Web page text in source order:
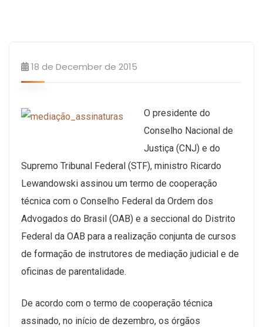
18 de December de 2015
O presidente do
Conselho Nacional de
Justiça (CNJ) e do
Supremo Tribunal Federal (STF), ministro Ricardo
Lewandowski assinou um termo de cooperação
técnica com o Conselho Federal da Ordem dos
Advogados do Brasil (OAB) e a seccional do Distrito
Federal da OAB para a realização conjunta de cursos
de formação de instrutores de mediação judicial e de
oficinas de parentalidade.
De acordo com o termo de cooperação técnica
assinado, no início de dezembro, os órgãos